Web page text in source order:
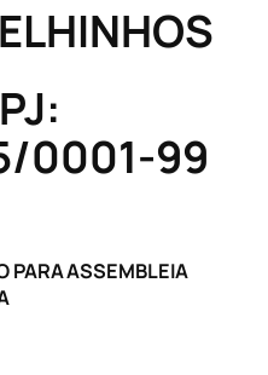
0001-99
PARA ASSEMBLEIA